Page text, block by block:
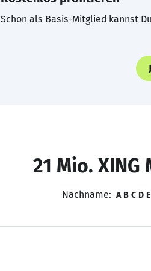
Schon als Basis-Mitglied kannst
21 Mio.
Nachname: A B C D E